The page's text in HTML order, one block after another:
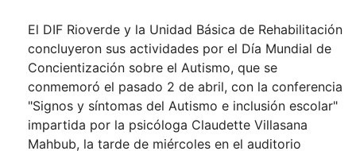
El DIF Rioverde y la Unidad Básica de Rehabilitación
concluyeron sus actividades por el Día Mundial de
Concientización sobre el Autismo, que se
conmemoró el pasado 2 de abril, con la conferencia
"Signos y síntomas del Autismo e inclusión escolar"
impartida por la psicóloga Claudette Villasana
Mahbub, la tarde de miércoles en el auditorio